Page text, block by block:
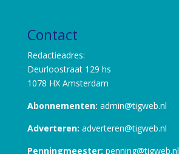
Contact
Redactieadres:
Deurloostraat 129 hs
1078 HX Amsterdam
Abonnementen: admin@tigweb.nl
Adverteren: adverteren@tigweb.nl
Penningmeester: penning@tigweb.nl